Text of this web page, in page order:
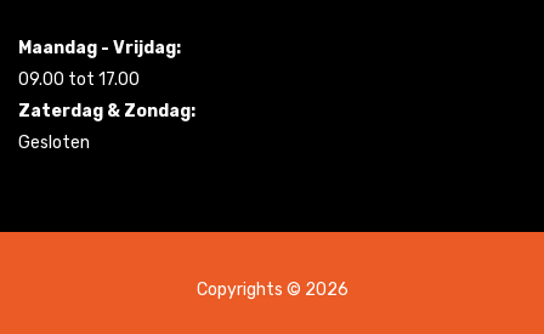
Maandag - Vrijdag:
09.00 tot 17.00
Zaterdag & Zondag:
Gesloten
Copyrights © 2026